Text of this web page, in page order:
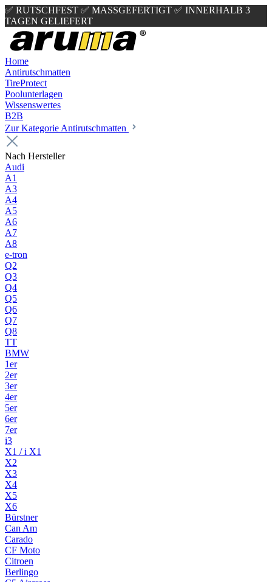
✅ RUTSCHFEST ✅ MASSGEFERTIGT ✅ INNERHALB 3
TAGEN GELIEFERT
Home
Antirutschmatten
TireProtect
Poolunterlagen
Wissenswertes
B2B
Zur Kategorie Antirutschmatten
Nach Hersteller
Audi
A1
A3
A4
A5
A6
A7
A8
e-tron
Q2
Q3
Q4
Q5
Q6
Q7
Q8
TT
BMW
1er
2er
3er
4er
5er
6er
7er
i3
X1 / i X1
X2
X3
X4
X5
X6
Bürstner
Can Am
Carado
CF Moto
Citroen
Berlingo